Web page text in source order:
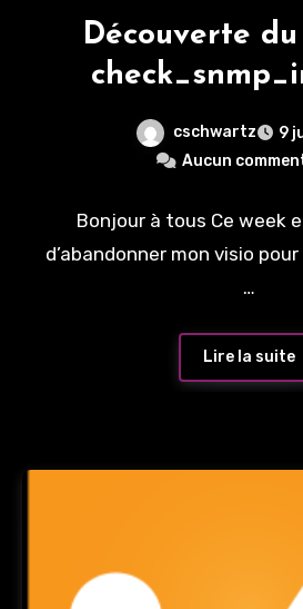
Découverte
cschwartz
9
Aucun
Bonjour à tous Ce week
d’abandonner mon visio
…
Lire la suite